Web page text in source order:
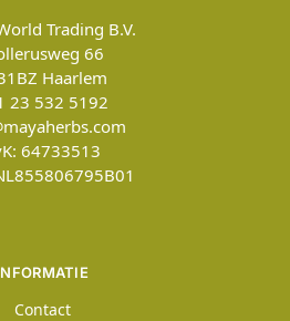
Trading B.V.
66
Haarlem
23 532 5192
64733513
Contact